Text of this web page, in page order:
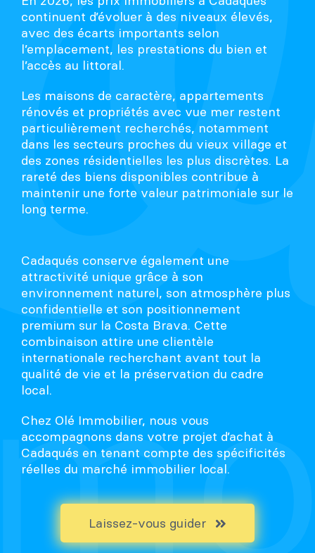
continuent d’évoluer à des niveaux élevés,
avec des écarts importants selon
l’emplacement, les prestations du bien et
l’accès au littoral.
Les maisons de caractère, appartements
rénovés et propriétés avec vue mer restent
particulièrement recherchés, notamment
dans les secteurs proches du vieux village et
des zones résidentielles les plus discrètes. La
rareté des biens disponibles contribue à
maintenir une forte valeur patrimoniale sur le
long terme.
Cadaqués conserve également une
attractivité unique grâce à son
environnement naturel, son atmosphère plus
confidentielle et son positionnement
premium sur la Costa Brava. Cette
combinaison attire une clientèle
internationale recherchant avant tout la
qualité de vie et la préservation du cadre
local.
Chez Olé Immobilier, nous vous
accompagnons dans votre projet d’achat à
Cadaqués en tenant compte des spécificités
réelles du marché immobilier local.
Laissez-vous guider